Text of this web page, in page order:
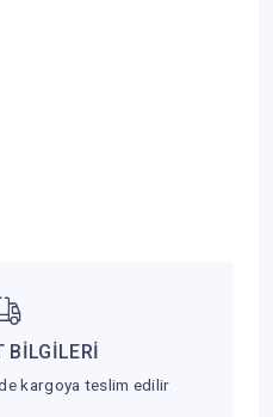
BİLGİLERİ
kargoya teslim edilir